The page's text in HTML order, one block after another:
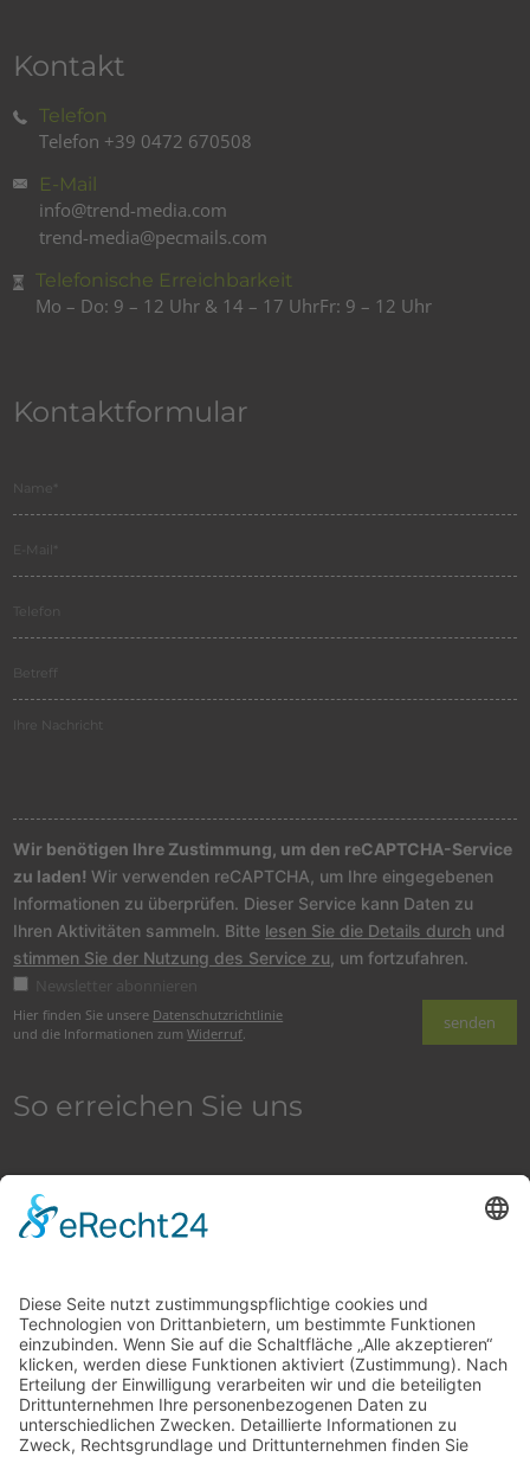
Kontakt
Telefon
Telefon +39 0472 670508
E-Mail
info@trend-media.com
trend-media@pecmails.com
Telefonische Erreichbarkeit
Mo – Do: 9 – 12 Uhr & 14 – 17 UhrFr: 9 – 12 Uhr
Kontaktformular
Wir benötigen Ihre Zustimmung, um den reCAPTCHA-Service
zu laden!Wir verwenden reCAPTCHA, um Ihre eingegebenen
Informationen zu überprüfen. Dieser Service kann Daten zu
Ihren Aktivitäten sammeln. Bitte lesen Sie die Details durch und
stimmen Sie der Nutzung des Service zu , um fortzufahren.
Newsletter abonnieren
Hier finden Sie unsere Datenschutzrichtlinie
und die Informationen zumWiderruf
So erreichen Sie uns